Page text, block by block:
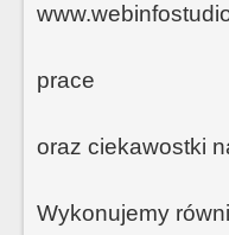
prace
oraz ciekawostki
Wykonujemy